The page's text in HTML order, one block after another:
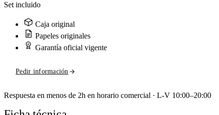
Set incluido
Caja original
Papeles originales
Garantía oficial vigente
Pedir información
Respuesta en menos de 2h en horario comercial · L-V 10:00–20:00